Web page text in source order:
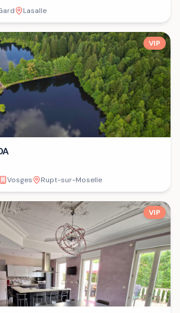
Lasalle
VIP
Vosges Rupt-sur-Moselle
VIP